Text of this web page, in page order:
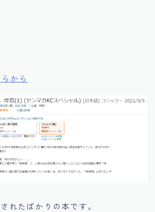
から
れたばかりの本です。